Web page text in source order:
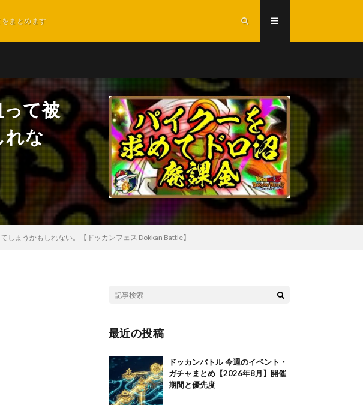
まとめます
て被
れな
しまうかもしれない。【ドッカンフェス Dokkan Battle】
最近の投稿
ドッカンバトル 今週のイベント・
ガチャまとめ【2026年8月】開催
期間と優先度